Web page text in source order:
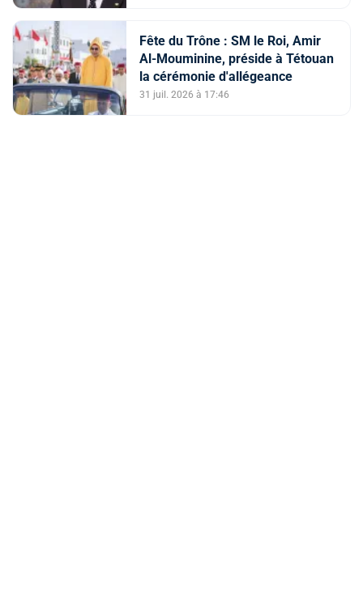
Fête du Trône : SM le Roi, Amir
Al-Mouminine, préside à Tétouan
la cérémonie d'allégeance
31 juil. 2026 à 17:46